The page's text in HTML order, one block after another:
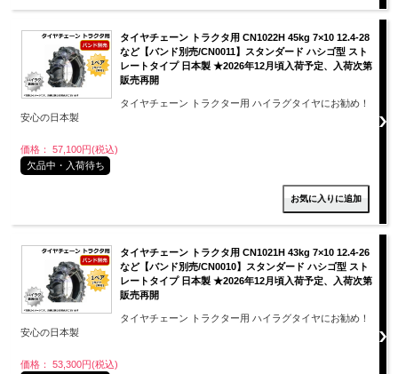
タイヤチェーン トラクタ用 CN1022H 45kg 7×10 12.4-28
など【バンド別売/CN0011】スタンダード ハシゴ型 スト
レートタイプ 日本製 ★2026年12月頃入荷予定、入荷次第
販売再開
タイヤチェーン トラクター用 ハイラグタイヤにお勧め！
安心の日本製
価格： 57,100円(税込)
欠品中・入荷待ち
タイヤチェーン トラクタ用 CN1021H 43kg 7×10 12.4-26
など【バンド別売/CN0010】スタンダード ハシゴ型 スト
レートタイプ 日本製 ★2026年12月頃入荷予定、入荷次第
販売再開
タイヤチェーン トラクター用 ハイラグタイヤにお勧め！
安心の日本製
価格： 53,300円(税込)